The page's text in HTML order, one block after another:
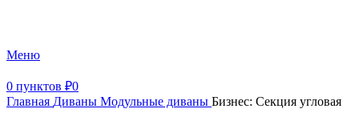
Меню
0 пунктов ₽0
Главная Диваны Модульные диваны Бизнес: Секция угловая